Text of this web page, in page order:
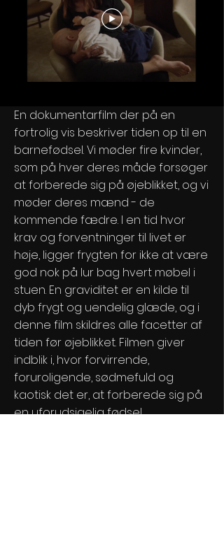
En dokumentarfilm der på en
fortrolig vis beskriver tiden op til en
barnefødsel. Vi møder fire kvinder,
som på hver deres måde forsøger
at forberede sig på øjeblikket, og vi
møder deres mænd - de
kommende fædre. I en tid hvor
krav og forventninger til livet er
høje, ligger frygten for ikke at være
god nok på lur bag hvert møbel i
stuen. En graviditet er en kilde til
dyb frygt og uendelig glæde, og i
denne film skildres alle facetter af
tiden før øjeblikket. Filmen giver
indblik i, hvor forvirrende,
foruroligende, sødmefuld og
kaotisk det er, at forberede sig på
en uforudsigelig fødsel.